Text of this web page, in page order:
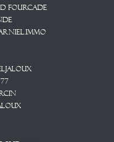
Fourcade